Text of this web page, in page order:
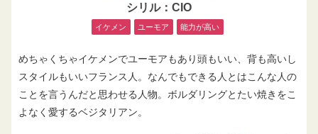
シリル：CIO
イケメン ユーモア 能力が高い
めちゃくちゃイケメンでユーモアもあり頭もいい、背も高いし
スタイルもいいフランス人。なんでもできる人とはこんな人の
ことを言うんだと思わせる人物。ボルダリングとたい焼きをこ
よなく愛するベジタリアン。